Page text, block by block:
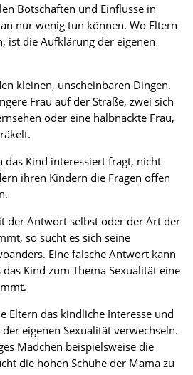
Botschaften und Einflüsse in
nur wenig tun können. Wo Eltern
ist die Aufklärung der eigenen
kleinen, unscheinbaren Dingen.
Frau auf der Straße, zwei sich
oder eine halbnackte Frau,
das Kind interessiert fragt, nicht
ihren Kindern die Fragen offen
der Antwort selbst oder der Art der
so sucht es sich seine
Eine falsche Antwort kann
Kind zum Thema Sexualität eine
Eltern das kindliche Interesse und
eigenen Sexualität verwechseln.
Mädchen beispielsweise die
die hohen Schuhe der Mama zu